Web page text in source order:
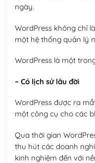
ngày.
WordPress không chỉ
một hệ thống quản lý
WordPress là một
– Có lịch sử lâu đời
WordPress được ra
một công cụ cho các
Qua thời gian
thu hút các doanh
kinh nghiệm đến với